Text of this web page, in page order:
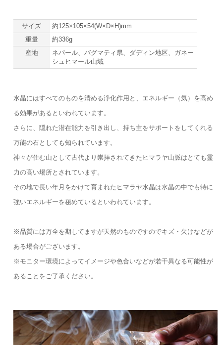
サイズ
約125×105×54(W×D×H)mm
重量
約336g
産地
ネパール、バグマティ県、ダディン地区、ガネー
シュヒマール山域
水晶にはすべてのものを清める浄化作用と、エネルギー（気）を高め
る効果があるといわれています。
さらに、隠れた潜在能力を引き出し、持ち主をサポートをしてくれる
万能の石としても知られています。
神々が住む山として古代より崇拝されてきたヒマラヤ山脈はとても霊
力の高い場所とされています。
その地で長い年月をかけて育まれたヒマラヤ水晶は水晶の中でも特に
強いエネルギーを秘めているといわれています。
※品質には万全を期してますが天然のものですのでキズ・欠けなどが
ある場合がございます。
※モニター環境によってイメージや色合いなどが若干異なる可能性が
あることをご了承ください。